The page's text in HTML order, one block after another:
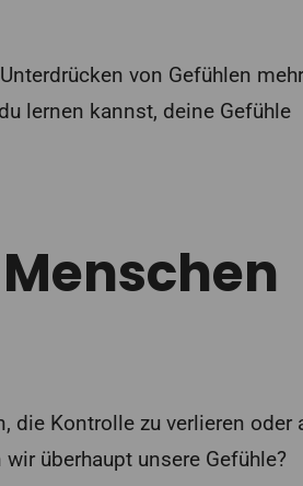
von Gefühlen mehr
lernen kannst, deine Gefühle
die Kontrolle zu verlieren oder
überhaupt unsere Gefühle?